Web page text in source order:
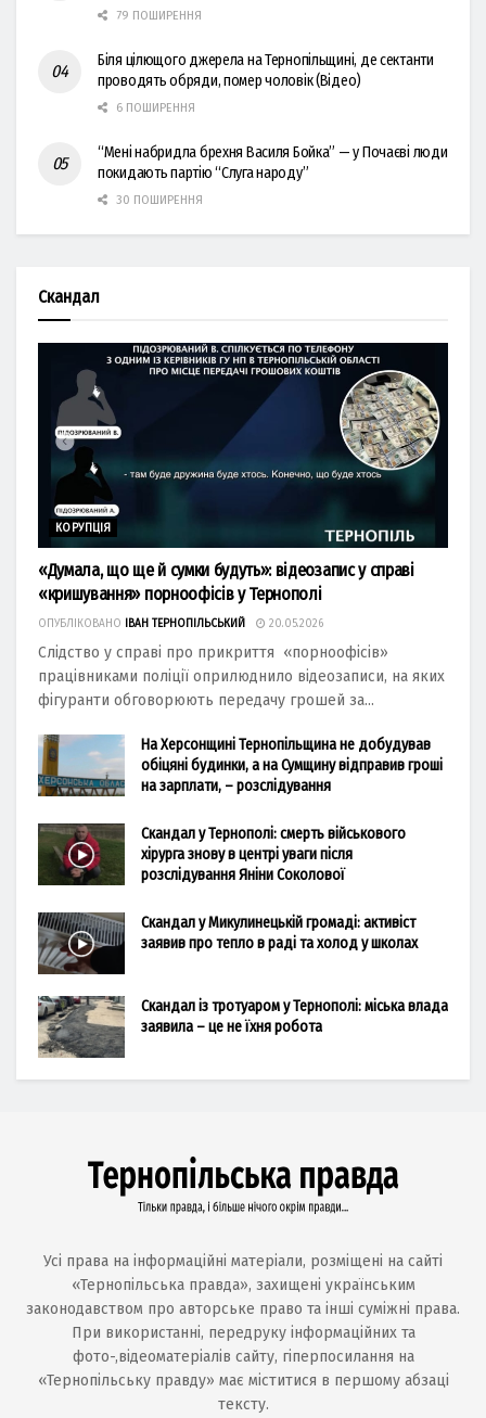
79 ПОШИРЕННЯ
Біля цілющого джерела на Тернопільщині, де сектанти
проводять обряди, помер чоловік (Відео)
6 ПОШИРЕННЯ
“Мені набридла брехня Василя Бойка” — у Почаєві люди
покидають партію “Слуга народу”
30 ПОШИРЕННЯ
Скандал
КОРУПЦІЯ
«Думала, що ще й сумки будуть»: відеозапис у справі
«кришування» порноофісів у Тернополі
ОПУБЛІКОВАНО ІВАН ТЕРНОПІЛЬСЬКИЙ 20.05.2026
Слідство у справі про прикриття «порноофісів»
працівниками поліції оприлюднило відеозаписи, на яких
фігуранти обговорюють передачу грошей за...
На Херсонщині Тернопільщина не добудував
обіцяні будинки, а на Сумщину відправив гроші
на зарплати, – розслідування
Скандал у Тернополі: смерть військового
хірурга знову в центрі уваги після
розслідування Яніни Соколової
Скандал у Микулинецькій громаді: активіст
заявив про тепло в раді та холод у школах
Скандал із тротуаром у Тернополі: міська влада
заявила – це не їхня робота
Усі права на інформаційні матеріали, розміщені на сайті
«Тернопільська правда», захищені українським
законодавством про авторське право та інші суміжні права.
При використанні, передруку інформаційних та
фото-,відеоматеріалів сайту, гіперпосилання на
«Тернопільську правду» має міститися в першому абзаці
тексту.